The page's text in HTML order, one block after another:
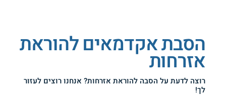
הסבת אקדמאים להוראת
אזרחות
רוצה לדעת על הסבה להוראת אזרחות? אנחנו רוצים לעזור
לך!